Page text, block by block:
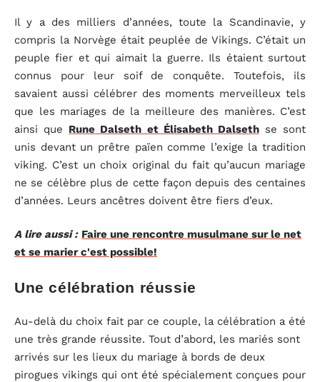
Il y a des milliers d’années, toute la Scandinavie, y
compris la Norvège était peuplée de Vikings. C’était un
peuple fier et qui aimait la guerre. Ils étaient surtout
connus pour leur soif de conquête. Toutefois, ils
savaient aussi célébrer des moments merveilleux tels
que les mariages de la meilleure des manières. C’est
ainsi que Rune Dalseth et Élisabeth Dalsethse sont
unis devant un prêtre païen comme l’exige la tradition
viking. C’est un choix original du fait qu’aucun mariage
ne se célèbre plus de cette façon depuis des centaines
d’années. Leurs ancêtres doivent être fiers d’eux.
A lire aussi : Faire une rencontre musulmane sur le net
et se marier c'est possible!
Une célébration réussie
Au-delà du choix fait par ce couple, la célébration a été
une très grande réussite. Tout d’abord, les mariés sont
arrivés sur les lieux du mariage à bords de deux
pirogues vikings qui ont été spécialement conçues pour